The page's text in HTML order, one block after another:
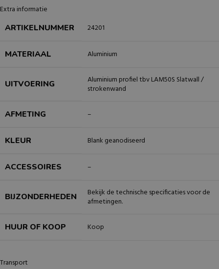
Extra informatie
ARTIKELNUMMER 24201
MATERIAAL Aluminium
UITVOERING
Aluminium profiel tbv LAM50S Slatwall /
strokenwand
AFMETING –
KLEUR Blank geanodiseerd
ACCESSOIRES –
BIJZONDERHEDEN
Bekijk de technische specificaties voor de
afmetingen.
HUUR OF KOOP Koop
Transport